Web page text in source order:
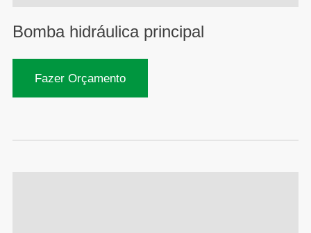
Bomba hidráulica principal
Fazer Orçamento